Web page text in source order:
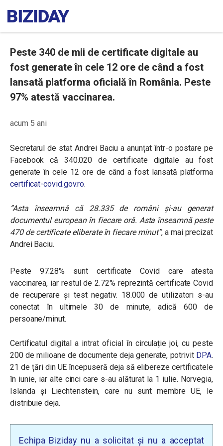
Peste 340 de mii de certificate digitale au
fost generate în cele 12 ore de când a fost
lansată platforma oficială în România. Peste
97% atestă vaccinarea.
acum 5 ani
Secretarul de stat Andrei Baciu a anunțat într-o postare pe
Facebook că 340.020 de certificate digitale au fost
generate în cele 12 ore de când a fost lansată platforma
certificat-covid.gov.ro.
”Asta înseamnă că 28.335 de români și-au generat
documentul european în fiecare oră. Asta înseamnă peste
470 de certificate eliberate în fiecare minut”, a mai precizat
Andrei Baciu.
Peste 97.28% sunt certificate Covid care atesta
vaccinarea, iar restul de 2.72% reprezintă certificate Covid
de recuperare și test negativ. 18.000 de utilizatori s-au
conectat în ultimele 30 de minute, adică 600 de
persoane/minut.
Certificatul digital a intrat oficial în circulație joi, cu peste
200 de milioane de documente deja generate, potrivit DPA.
21 de țări din UE începuseră deja să elibereze certificatele
în iunie, iar alte cinci care s-au alăturat la 1 iulie. Norvegia,
Islanda și Liechtenstein, care nu sunt membre UE, le
distribuie deja.
Echipa Biziday nu a solicitat și nu a acceptat